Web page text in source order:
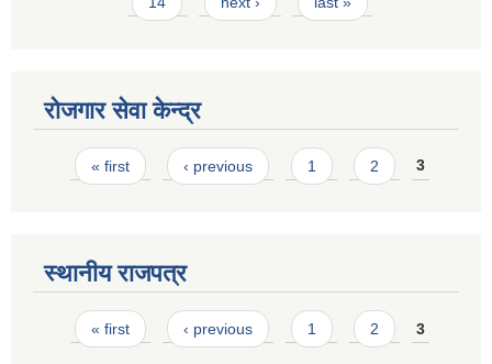
रोजगार सेवा केन्द्र
Pages
« first ‹ previous 1 2 3
स्थानीय राजपत्र
Pages
« first ‹ previous 1 2 3